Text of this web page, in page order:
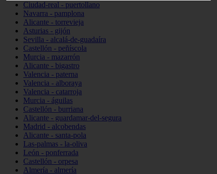
Ciudad-real - puertollano
Navarra - pamplona
Alicante - torrevieja
Asturias - gijón
Sevilla - alcalá-de-guadaíra
Castellón - peñíscola
Murcia - mazarrón
Alicante - bigastro
Valencia - paterna
Valencia - alboraya
Valencia - catarroja
Murcia - águilas
Castellón - burriana
Alicante - guardamar-del-segura
Madrid - alcobendas
Alicante - santa-pola
Las-palmas - la-oliva
León - ponferrada
Castellón - orpesa
Almería - almería